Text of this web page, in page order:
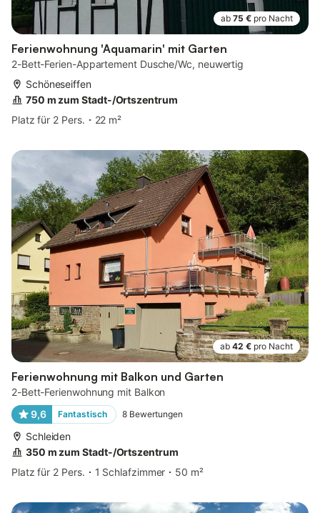
ab 75 € pro Nacht
Ferienwohnung 'Aquamarin' mit Garten
2-Bett-Ferien-Appartement Dusche/Wc, neuwertig
Schöneseiffen
750 m zum Stadt-/Ortszentrum
Platz für 2 Pers.
22 m²
ab 42 € pro Nacht
Ferienwohnung mit Balkon und Garten
2-Bett-Ferienwohnung mit Balkon
9,6
Fantastisch 8 Bewertungen
Schleiden
350 m zum Stadt-/Ortszentrum
Platz für 2 Pers.
1 Schlafzimmer 50 m²